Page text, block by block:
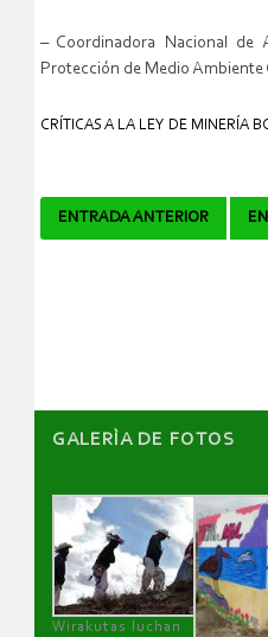
– Coordinadora Nacional
Protección de Medio Ambiente
CRÍTICAS A LA LEY DE MINERÍA
Navegador
ENTRADA ANTERIOR
GALERÌA DE FOTOS
Wirakutas luchan